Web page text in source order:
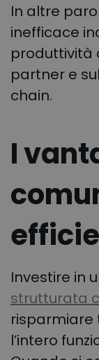
In altre
inefficace
produttività
partner e
chain.
I
Investire in
strutturata
risparmiare
l’intero